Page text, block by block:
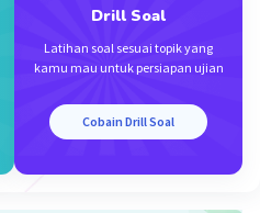
Drill Soal
Latihan soal sesuai topik yang
kamu mau untuk persiapan ujian
Cobain Drill Soal